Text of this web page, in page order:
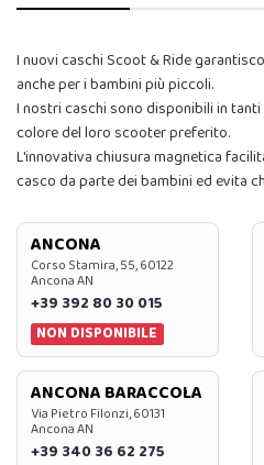
I nuovi caschi Scoot & Ride
anche per i bambini più piccoli.
I nostri caschi sono disponibili in
colore del loro scooter preferito.
L'innovativa chiusura magnetica
casco da parte dei bambini ed evita
ANCONA
Corso Stamira, 55, 60122
Ancona AN
+39 392 80 30 015
NON DISPONIBILE
ANCONA BARACCOLA
Via Pietro Filonzi, 60131
Ancona AN
+39 340 36 62 275